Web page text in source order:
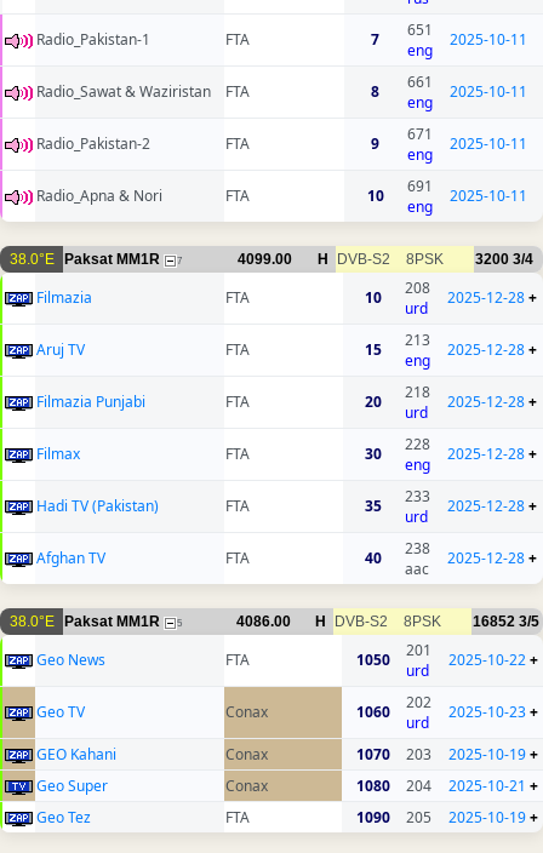
Radio_Pakistan-1 FTA 7
651
eng
2025-10-11
Radio_Sawat & Waziristan FTA 8
661
eng
2025-10-11
Radio_Pakistan-2 FTA 9
671
eng
2025-10-11
Radio_Apna & Nori FTA 10
691
eng
2025-10-11
38.0°E Paksat MM1R 7 4099.00 H DVB-S2 8PSK 3200 3/4
Filmazia FTA 10
208
urd
2025-12-28+
Aruj TV FTA 15
213
eng
2025-12-28+
Filmazia Punjabi FTA 20
218
urd
2025-12-28+
Filmax FTA 30
228
eng
2025-12-28+
Hadi TV (Pakistan) FTA 35
233
urd
2025-12-28+
Afghan TV FTA 40
238
aac
2025-12-28+
38.0°E Paksat MM1R 5 4086.00 H DVB-S2 8PSK 16852 3/5
Geo News FTA 1050
201
urd
2025-10-22+
Geo TV Conax 1060
202
urd
2025-10-23+
GEO Kahani Conax 1070 203 2025-10-19+
Geo Super
Conax 1080 204 2025-10-21 +
Geo Tez
FTA 1090 205 2025-10-19+